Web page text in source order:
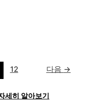
12 다음 →
세히 알아보기